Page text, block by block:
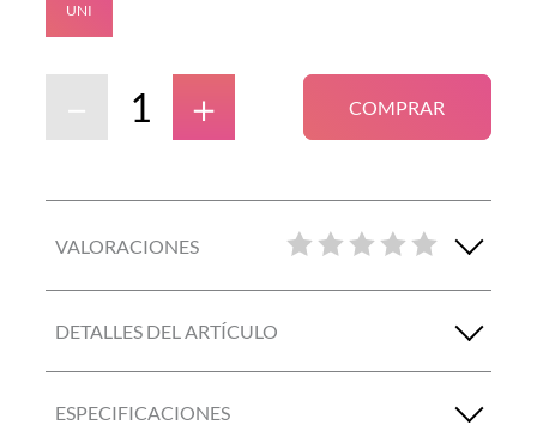
UNI
＋
－ COMPRAR
VALORACIONES
DETALLES DEL ARTÍCULO
ESPECIFICACIONES